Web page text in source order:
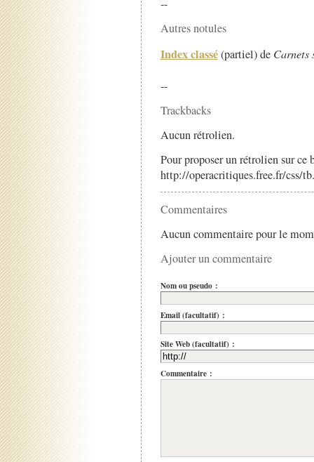
--
Autres notules
Index classé(partiel) de Carnets
--
Trackbacks
Aucun rétrolien.
Pour proposer un rétrolien sur
http://operacritiques.free.fr/css/
Commentaires
Aucun commentaire pour le
Ajouter un commentaire
Nom ou pseudo :
Email (facultatif) :
Site Web (facultatif) :
Commentaire :